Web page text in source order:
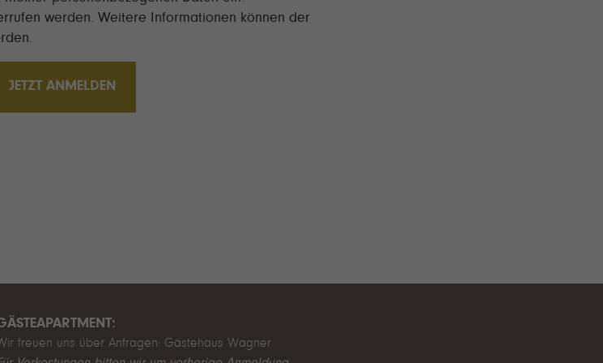
werden. Weitere Informationen können der
JETZT ANMELDEN
freuen uns über Anfragen: Gästehaus Wagner